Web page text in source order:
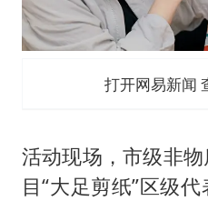
打开网易新闻
活动现场，市级非
目“大足剪纸”区级